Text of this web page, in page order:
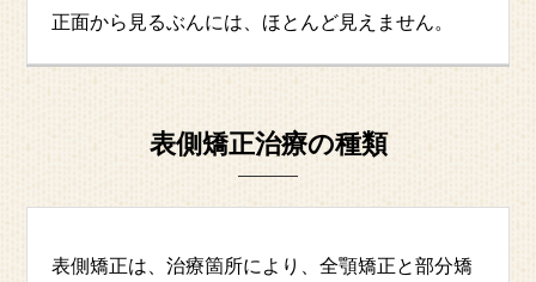
正面から見るぶんには、ほとんど見えません。
表側矯正治療の種類
表側矯正は、治療箇所により、全顎矯正と部分矯